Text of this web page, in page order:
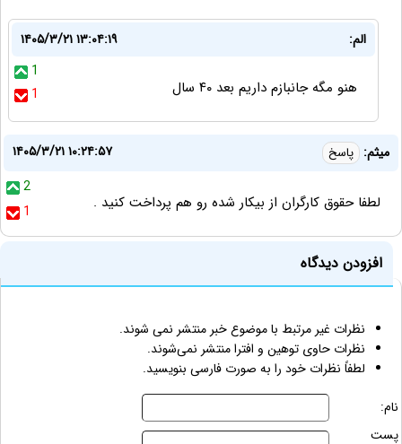
الم:
۱۴۰۵/۳/۲۱ ۱۳:۰۴:۱۹
1
1
هنو مگه جانبازم داریم بعد ۴۰ سال
میثم: پاسخ
۱۴۰۵/۳/۲۱ ۱۰:۲۴:۵۷
2
1
لطفا حقوق کارگران از بیکار شده رو هم پرداخت کنید .
افزودن دیدگاه
نظرات غیر مرتبط با موضوع خبر منتشر نمی شوند.
نظرات حاوی توهین و افترا منتشر نمی‌شوند.
لطفاً نظرات خود را به صورت فارسی بنویسید.
نام:
پست